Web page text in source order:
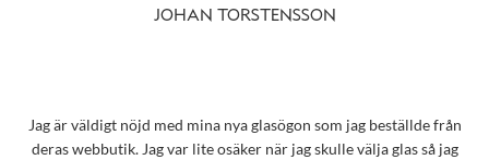
JOHAN TORSTENSSON
Jag är väldigt nöjd med mina nya glasögon som jag beställde från
deras webbutik. Jag var lite osäker när jag skulle välja glas så jag